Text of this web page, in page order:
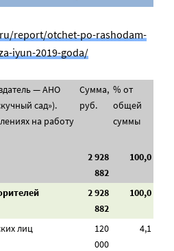
report/otchet-po-rashodam-
iyun-2019-goda/
— АНО
сад»).
на работу
Сумма,
руб.
% от
общей
суммы
2 928
882
100,0
2 928
882
100,0
лиц
120
000
4,1